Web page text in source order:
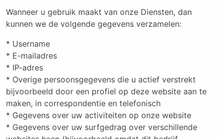
Wanneer u gebruik maakt van onze Diensten, dan
kunnen we de volgende gegevens verzamelen:
* Username
* E-mailadres
* IP-adres
* Overige persoonsgegevens die u actief verstrekt
bijvoorbeeld door een profiel op deze website aan te
maken, in correspondentie en telefonisch
* Gegevens over uw activiteiten op onze website
* Gegevens over uw surfgedrag over verschillende